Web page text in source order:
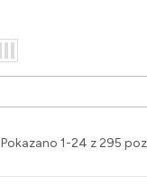
Pokazano 1-24 z 295